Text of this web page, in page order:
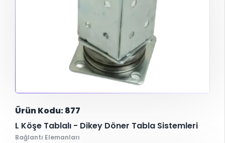
Ürün Kodu: 877
L Köşe Tablalı - Dikey Döner Tabla Sistemleri
Bağlantı Elemanları